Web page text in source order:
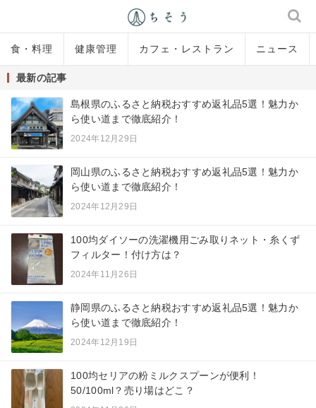
食・料理 健康管理 カフェ・レストラン ニュース
最新の記事
島根県のふるさと納税おすすめ返礼品5選！魅力か
ら使い道まで徹底紹介！
2024年12月29日
岡山県のふるさと納税おすすめ返礼品5選！魅力か
ら使い道まで徹底紹介！
2024年12月29日
100均ダイソーの洗濯機用ごみ取りネット・糸くず
フィルター！付け方は？
2024年11月26日
静岡県のふるさと納税おすすめ返礼品5選！魅力か
ら使い道まで徹底紹介！
2024年12月19日
100均セリアの粉ミルクスプーンが便利！
50/100ml？売り場はどこ？